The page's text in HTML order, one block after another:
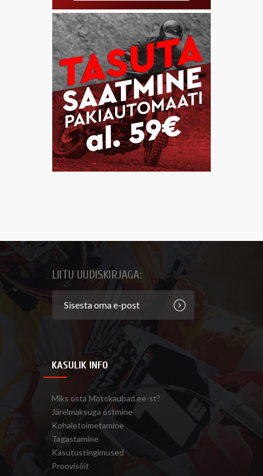
LIITU UUDISKIRJAGA:
KASULIK INFO
Miks osta Motokaubad.ee-st?
Järelmaksuga ostmine
Kohaletoimetamine
Tagastamine
Kasutustingimused
Proovisõit